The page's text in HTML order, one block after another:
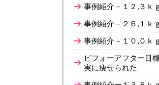
事例紹介－１２,３ｋ
事例紹介－２６,１ｋ
事例紹介－１０,０ｋ
ビフォーアフター目
実に痩せられた